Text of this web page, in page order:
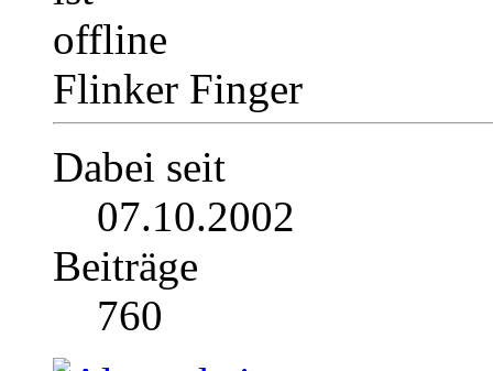
Flinker Finger
Dabei seit
07.10.2002
Beiträge
760